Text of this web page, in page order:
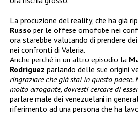
La produzione del reality, che ha già
Russo per le offese omofobe nei
ora starebbe valutando di prendere
nei confronti di Valeria.
Anche perché in un altro episodio la
Rodriguez parlando delle sue origini
ringraziare che già stai in questo paese.
molto arrogante, dovresti cercare di
parlare male dei venezuelani in
riferimento ad una persona che ha